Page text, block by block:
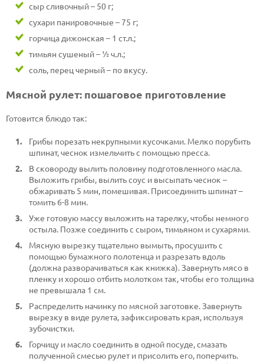
сыр сливочный – 50 г;
сухари панировочные – 75 г;
горчица дижонская – 1 ст.л.;
тимьян сушеный – ½ ч.л.;
соль, перец черный – по вкусу.
Мясной рулет: пошаговое приготовление
Готовится блюдо так:
Грибы порезать некрупными кусочками. Мелко порубить
шпинат, чеснок измельчить с помощью пресса.
В сковороду вылить половину подготовленного масла.
Выложить грибы, вылить соус и высыпать чеснок –
обжаривать 5 мин, помешивая. Присоединить шпинат –
томить 6-8 мин.
Уже готовую массу выложить на тарелку, чтобы немного
остыла. Позже соединить с сыром, тимьяном и сухарями.
Мясную вырезку тщательно вымыть, просушить с
помощью бумажного полотенца и разрезать вдоль
(должна разворачиваться как книжка). Завернуть мясо в
пленку и хорошо отбить молотком так, чтобы его толщина
не превышала 1 см.
Распределить начинку по мясной заготовке. Завернуть
вырезку в виде рулета, зафиксировать края, используя
зубочистки.
Горчицу и масло соединить в одной посуде, смазать
полученной смесью рулет и присолить его, поперчить.